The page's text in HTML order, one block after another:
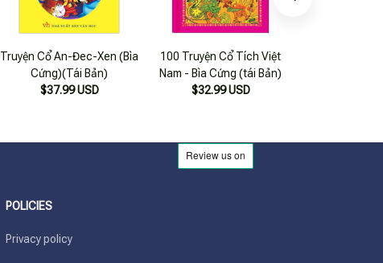
Truyện Cổ An-Đec-Xen (Bìa
Cứng)(Tái Bản)
$37.99 USD
100 Truyện Cổ Tích Việt
Nam - Bìa Cứng (tái Bản)
$32.99 USD
POLICIES
Privacy policy